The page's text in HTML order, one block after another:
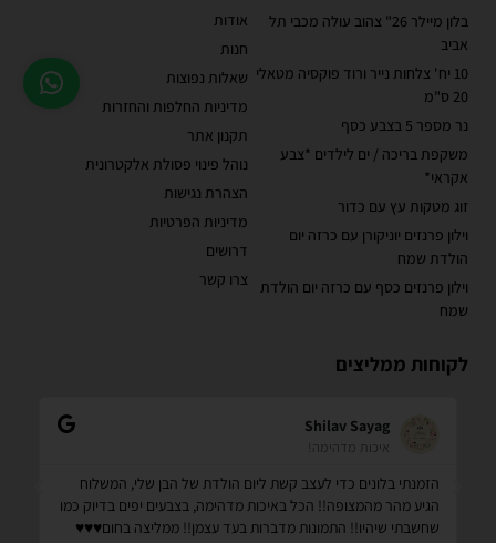
בלון מיילר 26" צהוב עולה מכבי תל
אביב
10 יח' צלחות נייר ורוד פוקסיה מטאלי
20 ס"מ
נר מספר 5 בצבע כסף
משקפת בריכה / ים לילדים *צבע
אקראי*
זוג מטקות עץ עם כדור
וילון פרנזים יוניקורן עם כרזה יום
הולדת שמח
וילון פרנזים כסף עם כרזה יום הולדת
שמח
אודות
חנות
שאלות נפוצות
מדיניות החלפות והחזרות
תקנון אתר
נוהל פינוי פסולת אלקטרונית
הצהרת נגישות
מדיניות הפרטיות
דרושים
צרו קשר
לקוחות ממליצים
Shilav Sayag
איכות מדהימה!
הזמנתי בלונים כדי לעצב קשת ליום הולדת של הבן שלי, המשלוח
הגיע מהר מהמצופה!! הכל באיכות מדהימה, בצבעים יפים בדיוק כמו
שחשבתי שיהיו!! התמונות מדברות בעד עצמן!! ממליצה בחום♥️♥️♥️